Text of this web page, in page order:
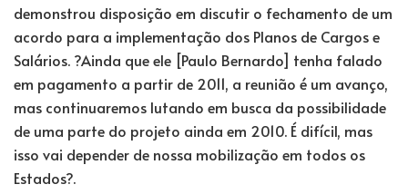
demonstrou disposição em discutir o fechamento de um
acordo para a implementação dos Planos de Cargos e
Salários. ?Ainda que ele [Paulo Bernardo] tenha falado
em pagamento a partir de 2011, a reunião é um avanço,
mas continuaremos lutando em busca da possibilidade
de uma parte do projeto ainda em 2010. É difícil, mas
isso vai depender de nossa mobilização em todos os
Estados?.